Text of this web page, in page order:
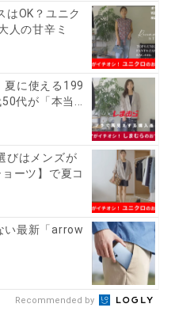
はOK？ユニク
人の甘辛ミ
夏に使える199
代が「本当...
びはメンズが
ーツ】で夏コ
い最新「arrow
Recommended by